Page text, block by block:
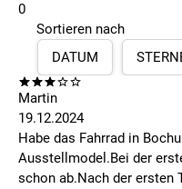
0
Sortieren nach
DATUM
Martin
19.12.2024
Habe das Fahrrad in
Ausstellmodel.Bei der
schon ab.Nach der ersten